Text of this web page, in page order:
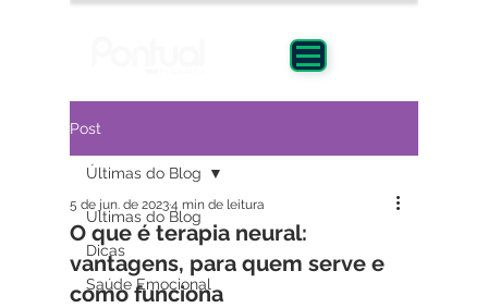
Post
Últimas do Blog
Dicas
Saúde Emocional
Últimas do Blog
O que é terapia neural:
vantagens, para quem serve e
como funciona
5 de jun. de 20234 min de leitura